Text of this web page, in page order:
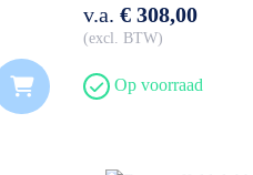
v.a. € 308,00
excl. BTW
Op voorraad